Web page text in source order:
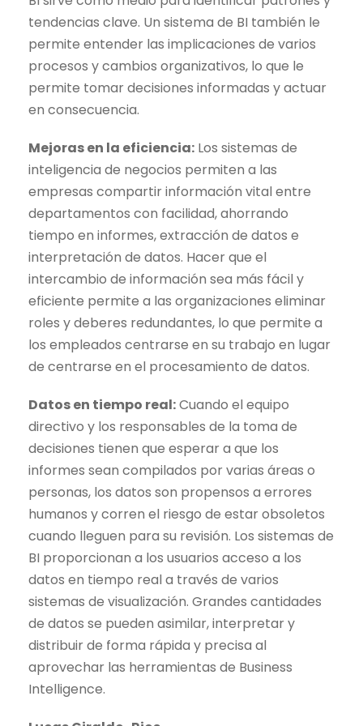
tendencias clave. Un sistema de BI también le
permite entender las implicaciones de varios
procesos y cambios organizativos, lo que le
permite tomar decisiones informadas y actuar
en consecuencia.
Mejoras en la eficiencia: Los sistemas de
inteligencia de negocios permiten a las
empresas compartir información vital entre
departamentos con facilidad, ahorrando
tiempo en informes, extracción de datos e
interpretación de datos. Hacer que el
intercambio de información sea más fácil y
eficiente permite a las organizaciones eliminar
roles y deberes redundantes, lo que permite a
los empleados centrarse en su trabajo en lugar
de centrarse en el procesamiento de datos.
Datos en tiempo real:Cuando el equipo
directivo y los responsables de la toma de
decisiones tienen que esperar a que los
informes sean compilados por varias áreas o
personas, los datos son propensos a errores
humanos y corren el riesgo de estar obsoletos
cuando lleguen para su revisión. Los sistemas de
BI proporcionan a los usuarios acceso a los
datos en tiempo real a través de varios
sistemas de visualización. Grandes cantidades
de datos se pueden asimilar, interpretar y
distribuir de forma rápida y precisa al
aprovechar las herramientas de Business
Intelligence.